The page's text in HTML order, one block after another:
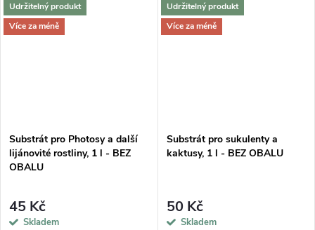
Udržitelný produkt
Více za méně
Substrát pro Photosy a další
lijánovité rostliny, 1 l - BEZ
OBALU
45 Kč
Skladem
Udržitelný produkt
Více za méně
Substrát pro sukulenty a
kaktusy, 1 l - BEZ OBALU
50 Kč
Skladem